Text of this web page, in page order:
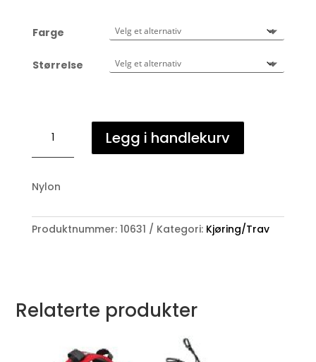
Farge
Størrelse
selebag
antall
Legg i handlekurv
Nylon
Produktnummer: 10631 Kategori: Kjøring/Trav
Relaterte produkter